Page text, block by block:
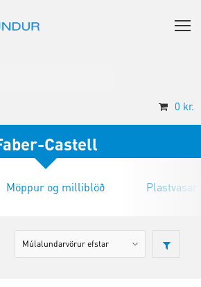
0 kr.
Castell
Möppur og milliblöð